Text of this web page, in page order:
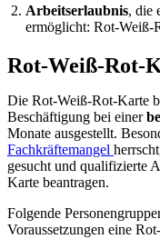
Arbeitserlaubnis, die
ermöglicht: Rot-Weiß-
Rot-Weiß-Rot-
Die Rot-Weiß-Rot-Karte
Beschäftigung bei einer
Monate ausgestellt.
Fachkräftemangel
gesucht und qualifizierte
Karte beantragen.
Folgende
Voraussetzungen eine